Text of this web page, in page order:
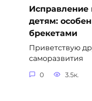
Исправление
детям:
брекетами
Приветствую
саморазвития
0 3.5к.